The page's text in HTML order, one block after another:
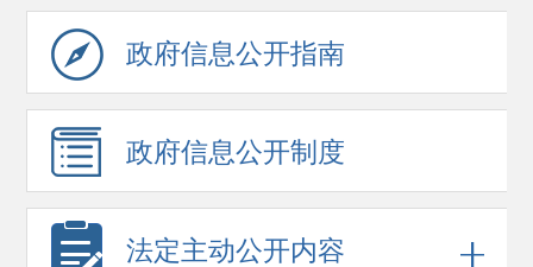
政府信息公开指南
政府信息公开制度
法定主动公开内容